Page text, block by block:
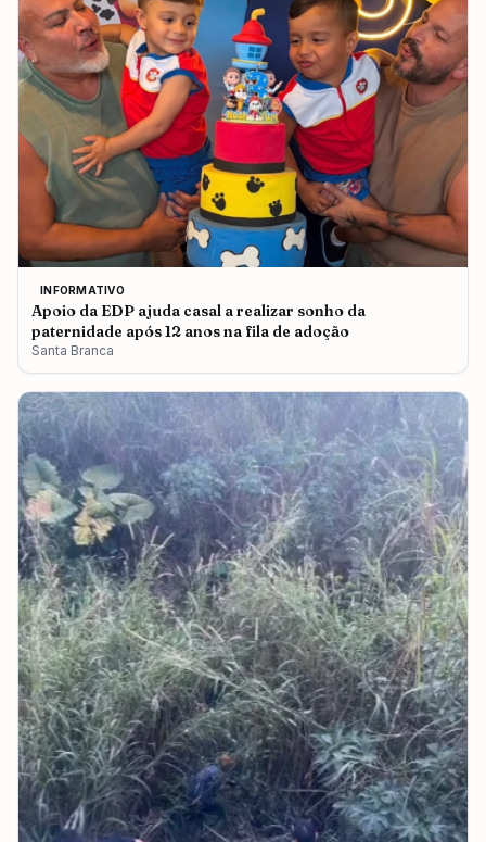
INFORMATIVO
Apoio da EDP ajuda casal a realizar sonho da
paternidade após 12 anos na fila de adoção
Santa Branca